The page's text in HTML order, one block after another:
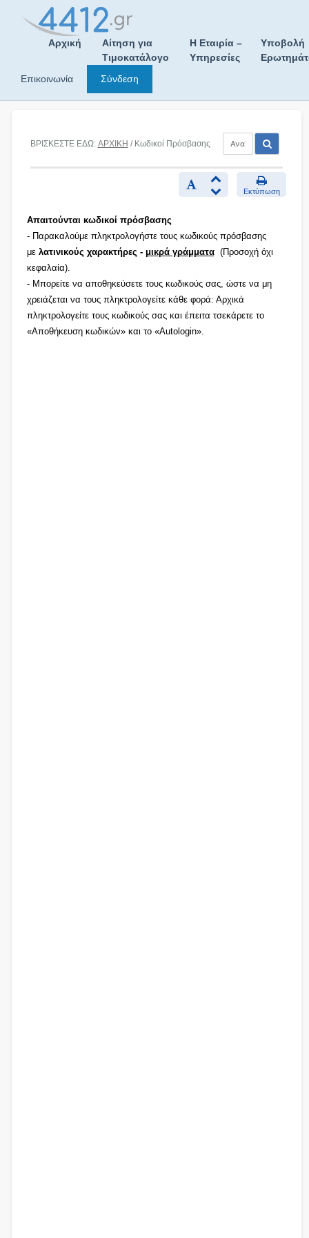
Αρχική
Αίτηση για
Τιμοκατάλογο
Η Εταιρία –
Υπηρεσίες
Υποβολή
Επικοινωνία
Σύνδεση
ΒΡΙΣΚΕΣΤΕ ΕΔΩ: ΑΡΧΙΚΗ / Κωδικοί Πρόσβασης
Εκτύπωση
Απαιτούνται κωδικοί πρόσβασης
- Παρακαλούμε πληκτρολογήστε τους κωδικούς πρόσβασης
με λατινικούς χαρακτήρες - μικρά γράμματα(Προσοχή όχι
κεφαλαία).
- Μπορείτε να αποθηκεύσετε τους κωδικούς σας, ώστε να μη
χρειάζεται να τους πληκτρολογείτε κάθε φορά: Αρχικά
πληκτρολογείτε τους κωδικούς σας και έπειτα τσεκάρετε το
«Αποθήκευση κωδικών» και το «Autologin».